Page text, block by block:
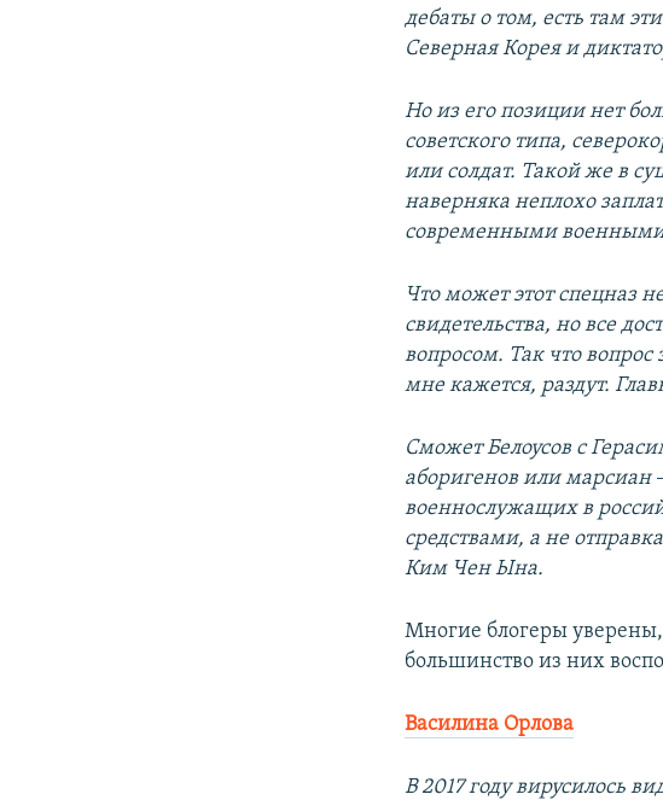
дебаты о том, есть там
Северная Корея и
Но из его позиции нет
советского типа,
или солдат. Такой же в
наверняка неплохо
современными
Что может этот спецназ
свидетельства, но все
вопросом. Так что
мне кажется, раздут.
Сможет Белоусов с
аборигенов или марсиан
военнослужащих в
средствами, а не
Ким Чен Ына.
Многие блогеры
большинство из них
Василина Орлова
В 2017 году вирусилось